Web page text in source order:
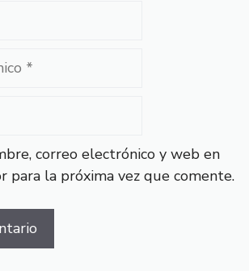
correo electrónico y web en
para la próxima vez que comente.